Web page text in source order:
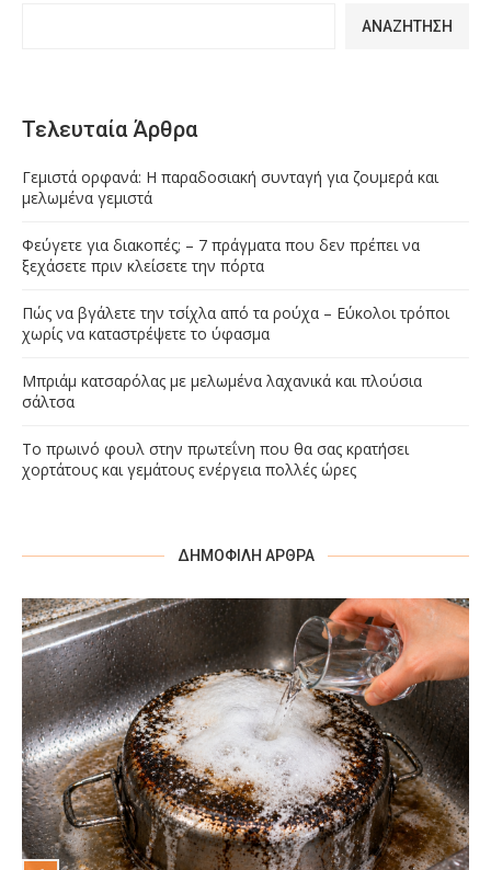
ΑΝΑΖΉΤΗΣΗ
Τελευταία Άρθρα
Γεμιστά ορφανά: Η παραδοσιακή συνταγή για ζουμερά και
μελωμένα γεμιστά
Φεύγετε για διακοπές; – 7 πράγματα που δεν πρέπει να
ξεχάσετε πριν κλείσετε την πόρτα
Πώς να βγάλετε την τσίχλα από τα ρούχα – Εύκολοι τρόποι
χωρίς να καταστρέψετε το ύφασμα
Μπριάμ κατσαρόλας με μελωμένα λαχανικά και πλούσια
σάλτσα
Το πρωινό φουλ στην πρωτεΐνη που θα σας κρατήσει
χορτάτους και γεμάτους ενέργεια πολλές ώρες
ΔΗΜΟΦΙΛΉ ΆΡΘΡΑ